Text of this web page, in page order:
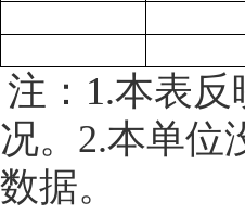
注： 1.本表
况。2.本单位
数据。